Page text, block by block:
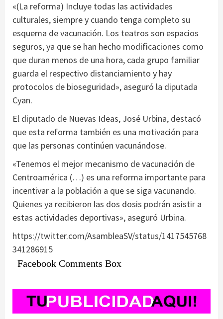
«(La reforma) Incluye todas las actividades
culturales, siempre y cuando tenga completo su
esquema de vacunación. Los teatros son espacios
seguros, ya que se han hecho modificaciones como
que duran menos de una hora, cada grupo familiar
guarda el respectivo distanciamiento y hay
protocolos de bioseguridad», aseguró la diputada
Cyan.
El diputado de Nuevas Ideas, José Urbina, destacó
que esta reforma también es una motivación para
que las personas continúen vacunándose.
«Tenemos el mejor mecanismo de vacunación de
Centroamérica (…) es una reforma importante para
incentivar a la población a que se siga vacunando.
Quienes ya recibieron las dos dosis podrán asistir a
estas actividades deportivas», aseguró Urbina.
https://twitter.com/AsambleaSV/status/1417545768
341286915
Facebook Comments Box